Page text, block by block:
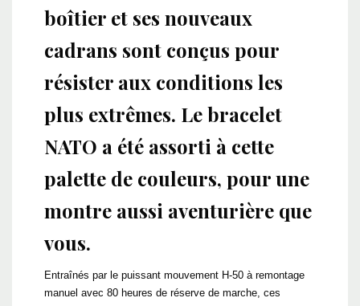
boîtier et ses nouveaux
cadrans sont conçus pour
résister aux conditions les
plus extrêmes. Le bracelet
NATO a été assorti à cette
palette de couleurs, pour une
montre aussi aventurière que
vous.
Entraînés par le puissant mouvement H-50 à remontage
manuel avec 80 heures de réserve de marche, ces